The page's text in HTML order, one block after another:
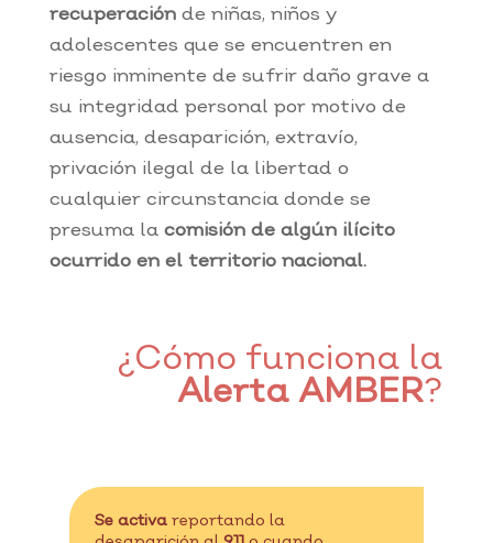
recuperaciónde niñas, niños y
adolescentes que se encuentren en
riesgo inminente de sufrir daño grave a
su integridad personal por motivo de
ausencia, desaparición, extravío,
privación ilegal de la libertad o
cualquier circunstancia donde se
presuma la comisión de algún ilícito
ocurrido en el territorio nacional.
¿Cómo funciona la
Alerta AMBER?
Se activareportando la